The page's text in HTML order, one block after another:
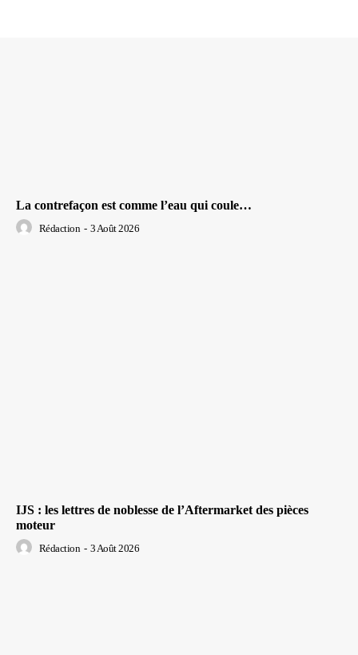
La contrefaçon est comme l’eau qui coule…
Rédaction - 3 Août 2026
IJS : les lettres de noblesse de l’Aftermarket des pièces
moteur
Rédaction - 3 Août 2026